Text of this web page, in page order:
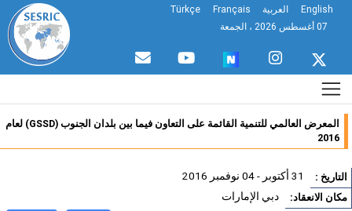
العربية Français
Türkçe
المعرض العالمي للتنمية القائمة على التعاون فيما بين بلدان الجنوب (GSSD) لعام
: 31 أكتوبر - 04 نوفمبر 2016
الانعقاد: دبي الإمارات